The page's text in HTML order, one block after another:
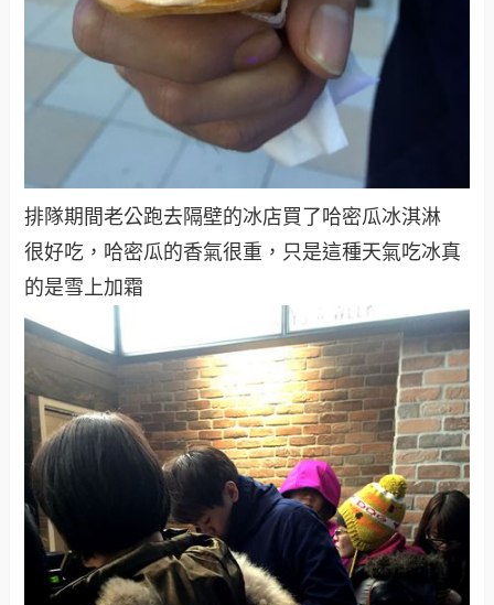
排隊期間老公跑去隔壁的冰店買了哈密瓜冰淇淋
很好吃，哈密瓜的香氣很重，只是這種天氣吃冰真
的是雪上加霜